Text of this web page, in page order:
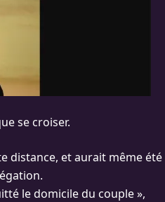
se croiser.
distance, et aurait même été
le domicile du couple »,